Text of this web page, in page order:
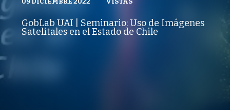
REPRODUCCIONES
GobLab UAI | Seminario: Uso de Imágenes
Satelitales en el Estado de Chile
VISTAS